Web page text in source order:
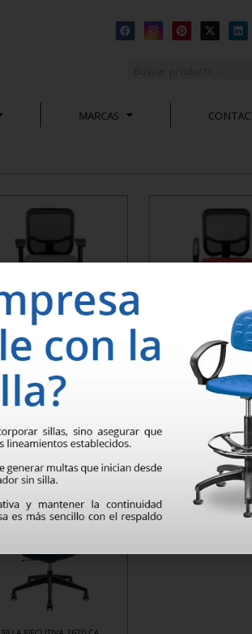
MARCAS
SILLA EJECUTIVA 2600 CA
Leer más
SILLA EJECUTIVA
Leer más